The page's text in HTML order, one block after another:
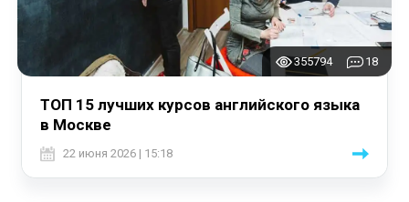
355794 18
ТОП 15 лучших курсов английского языка
в Москве
22 июня 2026 | 15:18